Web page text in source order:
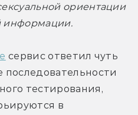
ориентации
информации.
сервис ответил чуть
тестирования,
в